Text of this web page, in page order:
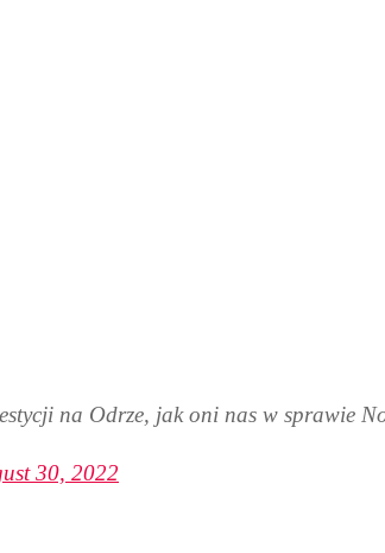
na Odrze, jak oni nas w sprawie
30, 2022